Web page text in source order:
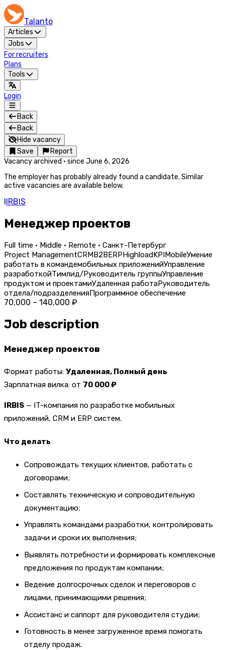
Talanto
Articles
Jobs
For recruiters
Plans
Tools
Login
Back
Back
Hide vacancy
Save
Report
Vacancy archived · since June 6, 2026
The employer has probably already found a candidate. Similar
active vacancies are available below.
IIRBIS
Менеджер проектов
Full time · Middle · Remote · Санкт-Петербург
Project ManagementCRMB2BERPHighloadKPIMobileУмение
работать в командемобильных приложенийУправление
разработкойТимлид/Руководитель группыУправление
продуктом и проектамиУдаленная работаРуководитель
отдела/подразделенияПрограммное обеспечение
70,000 – 140,000 ₽
Job description
Менеджер проектов
Формат работы: Удаленная, Полный день
Зарплатная вилка: от 70 000 ₽​
IRBIS — IT-компания по разработке мобильных
приложений, CRM и ERP систем.
Что делать
Сопровождать текущих клиентов, работать с
договорами;
Составлять техническую и сопроводительную
документацию;
Управлять командами разработки, контролировать
задачи и сроки их выполнения;
Выявлять потребности и формировать комплексные
предложения по продуктам компании;
Ведение долгосрочных сделок и переговоров с
лицами, принимающими решения;
Ассистанс и саппорт для руководителя студии;
Готовность в менее загруженное время помогать
отделу продаж.